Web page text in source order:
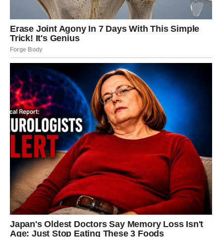
što partner ne pokazuje dovoljno, ili ti smeta što ti
ispadaš „taj koji više želi“. Ali umesto da se povučeš u
inat, otvori se: ranjivost danas donosi magiju.
Ako si slobodan/na, neko ti može poslati signal – poruku,
poziv, reakciju – i ti ćeš shvatiti da se nekome sviđaš više
nego što si mislio/la.
Ključ dana:Spusti ego, pojačaj srce. Danas ljubav traži
toplinu.
DEVICA
Device danas analiziraju: da li se trudim previše? da li
dobijam isto? da li je ovo zdravo? I to nije loše – ali petak
traži i emociju, ne samo logiku. Ako si u vezi, danas
možeš jasno uočiti šta ti smeta u odnosu, ali probaj da to
kažeš kroz potrebu, a ne kroz kritiku. Npr. „Treba mi više
vremena s tobom“ umesto „Nikad te nema“.